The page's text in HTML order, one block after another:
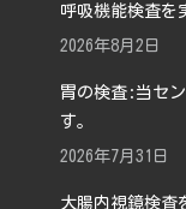
呼吸機能検査を
2026年8月2日
胃の検査:当セ
す。
2026年7月31日
大腸内視鏡検査